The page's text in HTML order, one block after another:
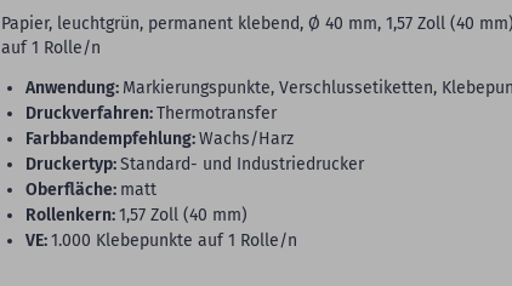
Papier, leuchtgrün, permanent klebend, Ø 40 mm, 1,57 Zoll (40
auf 1 Rolle/n
Anwendung: Markierungspunkte, Verschlussetiketten,
Druckverfahren:Thermotransfer
Farbbandempfehlung:Wachs/Harz
Druckertyp:Standard- und Industriedrucker
Oberfläche: matt
Rollenkern:1,57 Zoll (40 mm)
VE:1.000 Klebepunkte auf 1 Rolle/n